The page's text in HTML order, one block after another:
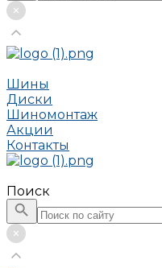
Шины
Диски
Шиномонтаж
Акции
Контакты
Поиск